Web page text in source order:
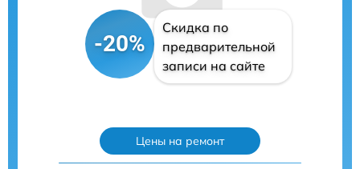
-20%
Скидка по
предварительной
записи на сайте
Цены на ремонт